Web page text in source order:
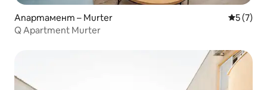
Апартамент – Murter Средна
5 (7)
Q Apartment Murter